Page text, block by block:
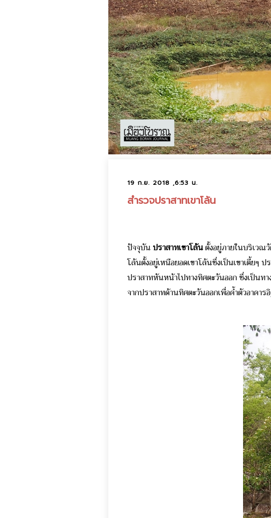
19 ก.ย. 2018 ,6:53 น.
สำรวจปราสาทเขาโล้น
ปัจจุบันปราสาทเขาโล้นตั้งอยู่ภายในบริเวณ
โล้นตั้งอยู่เหนือยอดเขาโล้นซึ่งเป็นเขาเตี้ยๆ
ปราสาทหันหน้าไปทางทิศตะวันออก ซึ่งเป็นท
จากปราสาทด้านทิศตะวันออกเพื่อค้ำตัวอาคา